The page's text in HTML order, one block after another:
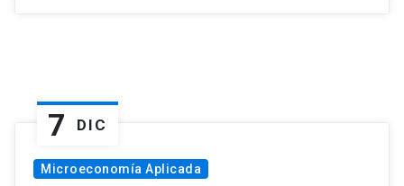
7 DIC
Microeconomía Aplicada